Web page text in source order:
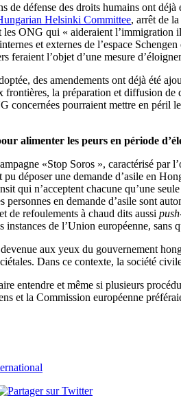
de défense des droits humains ont
Helsinki Committee, arrêt de
les ONG qui « aideraient l’immigration
et externes de l’espace
feraient l’objet d’une mesure
des amendements ont déjà été
frontières, la préparation et diffusion
concernées pourraient mettre en péril
alimenter les peurs en période
«Stop Soros », caractérisé
pu déposer une demande d’asile en
qui n’acceptent chacune qu’une
personnes en demande d’asile sont
de refoulements à chaud dits aussi
instances de l’Union européenne, sans
aux yeux du gouvernement
Dans ce contexte, la société
entendre et même si plusieurs
et la Commission européenne